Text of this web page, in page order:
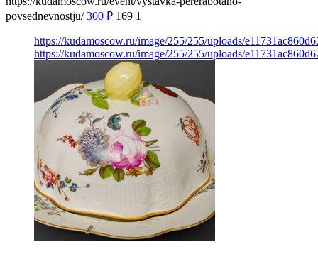
povsednevnostju/ 300 ₽ 169 1
https://kudamoscow.ru/image/255/255/uploads/
https://kudamoscow.ru/image/255/255/uploads/